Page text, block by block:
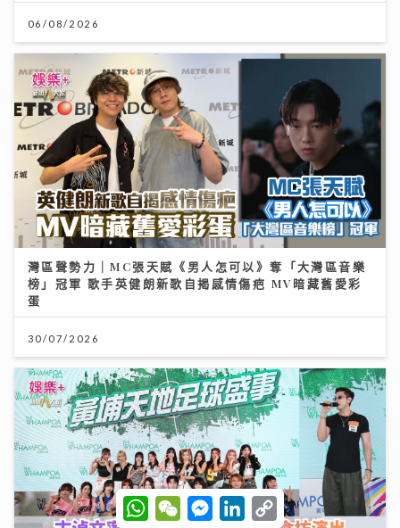
06/08/2026
灣區聲勢力｜MC張天賦《男人怎可以》奪「大灣區音樂
榜」冠軍 歌手英健朗新歌自揭感情傷疤 MV暗藏舊愛彩
蛋
30/07/2026
W
h
W
e
M
e
L
C
o